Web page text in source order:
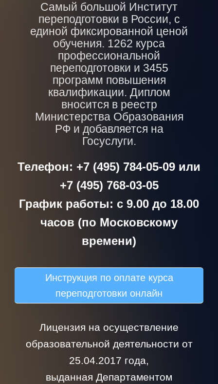
Самый большой Институт
переподготовки в России, с
единой фиксированной ценой
обучения. 1262 курса
профессиональной
переподготовки и 3455
программ повышения
квалификации. Диплом
вносится в реестр
Министерства Образования
РФ и добавляется на
Госуслуги.
Телефон: +7 (495) 784-05-09 или
+7 (495) 768-03-05
График работы: с 9.00 до 18.00
часов (по Московскому
времени)
Инструкция по оплате курса
переподготовки онлайн
Лицензия на осуществление
образовательной деятельности от
25.04.2017 года,
выданная Департаментом